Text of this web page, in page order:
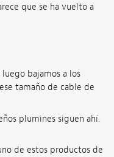
que se ha vuelto a
bajamos a los
tamaño de cable de
plumines siguen ahí.
de estos productos de